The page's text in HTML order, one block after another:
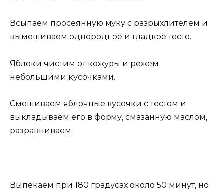
Всыпаем просеянную муку с разрыхлителем и
вымешиваем однородное и гладкое тесто.
Яблоки чистим от кожуры и режем
небольшими кусочками.
Смешиваем яблочные кусочки с тестом и
выкладываем его в форму, смазанную маслом,
разравниваем.
Выпекаем при 180 градусах около 50 минут, но